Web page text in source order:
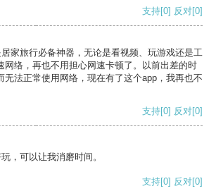
支持[0] 反对[0]
家旅行必备神器，无论是看视频、玩游戏还是工
网络，再也不用担心网速卡顿了。以前出差的时
无法正常使用网络，现在有了这个app，我再也不
支持[0] 反对[0]
，可以让我消磨时间。
支持[0] 反对[0]